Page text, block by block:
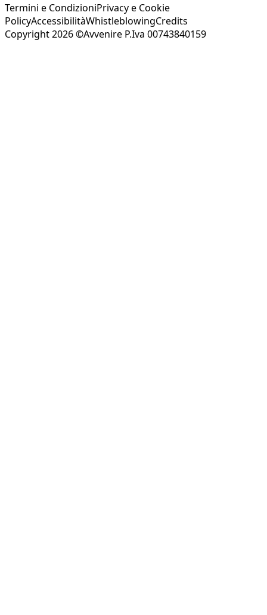
Termini e CondizioniPrivacy e Cookie
PolicyAccessibilitàWhistleblowingCredits
Copyright 2026 ©Avvenire P.Iva 00743840159